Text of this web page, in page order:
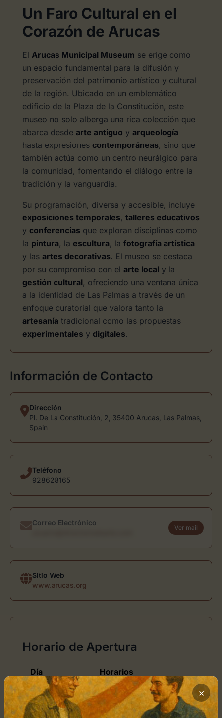
Un Faro Cultural en el
Corazón de Arucas
El Arucas Municipal Museum se erige como
un espacio fundamental para la difusión y
preservación del patrimonio artístico y cultural
de la región. Ubicado en un emblemático
edificio de la Plaza de la Constitución, este
museo no solo alberga una rica colección que
abarca desde arte antiguo y arqueología
hasta expresiones contemporáneas, sino que
también actúa como un centro neurálgico para
la comunidad, fomentando el diálogo entre la
tradición y la vanguardia.
Su programación, diversa y accesible, incluye
exposiciones temporales, talleres educativos
y conferencias que exploran disciplinas como
la pintura, la escultura, la fotografía artística
y las artes decorativas. El museo se destaca
por su compromiso con el arte local y la
gestión cultural, ofreciendo una ventana única
a la identidad de Las Palmas a través de un
enfoque curatorial que valora tanto la
artesanía tradicional como las propuestas
experimentales y digitales.
Información de Contacto
Dirección
Pl. De La Constitución, 2, 35400 Arucas, Las Palmas,
Spain
Teléfono
928628165
Correo Electrónico
Ver mail
Sitio Web
www.arucas.org
Horario de Apertura
Día
Horarios
Lunes
de 10:00 - 14:00
Martes
de 10:00 - 14:00
×